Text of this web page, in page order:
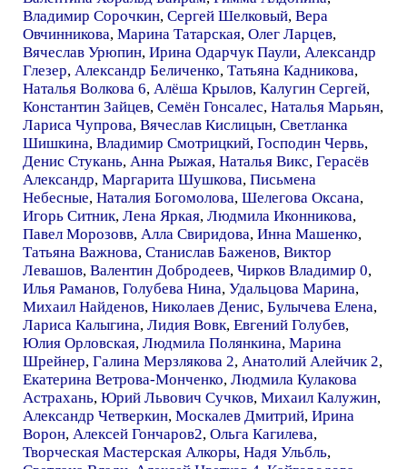
Владимир Сорочкин, Сергей Шелковый, Вера
Овчинникова, Марина Татарская, Олег Ларцев,
Вячеслав Урюпин, Ирина Одарчук Паули, Александр
Глезер, Александр Беличенко, Татьяна Кадникова,
Наталья Волкова 6, Алёша Крылов, Калугин Сергей,
Константин Зайцев, Семён Гонсалес, Наталья Марьян,
Лариса Чупрова, Вячеслав Кислицын, Светланка
Шишкина, Владимир Смотрицкий, Господин Червь,
Денис Стукань, Анна Рыжая, Наталья Викс, Герасёв
Александр, Маргарита Шушкова, Письмена
Небесные, Наталия Богомолова, Шелегова Оксана,
Игорь Ситник, Лена Яркая, Людмила Иконникова,
Павел Морозовв, Алла Свиридова, Инна Машенко,
Татьяна Важнова, Станислав Баженов, Виктор
Левашов, Валентин Добродеев, Чирков Владимир 0,
Илья Раманов, Голубева Нина, Удальцова Марина,
Михаил Найденов, Николаев Денис, Булычева Елена,
Лариса Калыгина, Лидия Вовк, Евгений Голубев,
Юлия Орловская, Людмила Полянкина, Марина
Шрейнер, Галина Мерзлякова 2, Анатолий Алейчик 2,
Екатерина Ветрова-Монченко, Людмила Кулакова
Астрахань, Юрий Львович Сучков, Михаил Калужин,
Александр Четверкин, Москалев Дмитрий, Ирина
Ворон, Алексей Гончаров2, Ольга Кагилева,
Творческая Мастерская Алкоры, Надя Ульбль,